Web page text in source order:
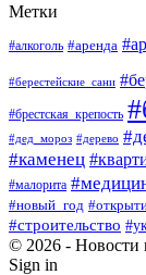
Метки
#алкоголь #аренда
#берестейские_сани
#брестская_крепость
#дед_мороз #дерево
#каменец
#малорита
#новый_год
#строительство
© 2026 - Новости
Sign in